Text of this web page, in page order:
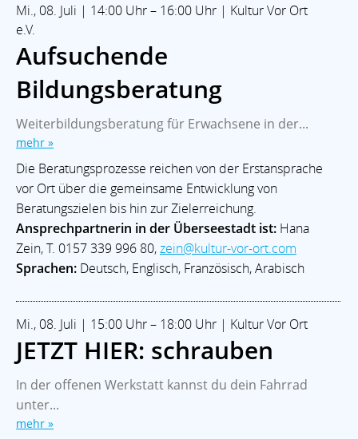
Mi., 08. Juli | 14:00 Uhr – 16:00 Uhr | Kultur Vor Ort
e.V.
Aufsuchende
Bildungsberatung
Weiterbildungsberatung für Erwachsene in der...
mehr »
Die Beratungsprozesse reichen von der Erstansprache
vor Ort über die gemeinsame Entwicklung von
Beratungszielen bis hin zur Zielerreichung.
Ansprechpartnerin in der Überseestadt ist: Hana
Zein, T. 0157 339 996 80,zein@kultur-vor-ort.com
Sprachen: Deutsch, Englisch, Französisch, Arabisch
Mi., 08. Juli | 15:00 Uhr – 18:00 Uhr | Kultur Vor Ort
JETZT HIER: schrauben
In der offenen Werkstatt kannst du dein Fahrrad
unter...
mehr »